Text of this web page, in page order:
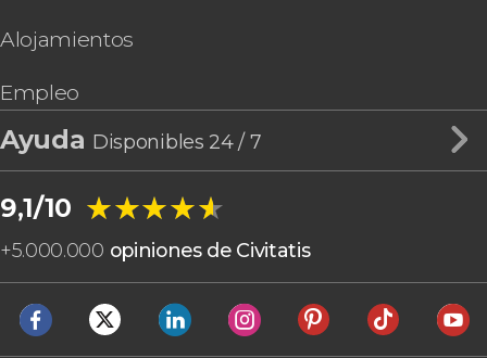
Alojamientos
Empleo
Ayuda Disponibles 24 / 7
9,1/10 ★★★★★
★★★★★
+5.000.000 opiniones de Civitatis